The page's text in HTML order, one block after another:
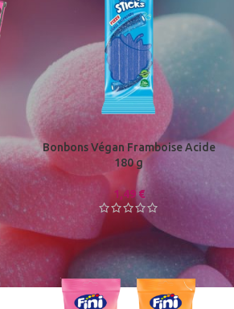
Bonbons Végan Framboise Acide
180 g
1,49 €